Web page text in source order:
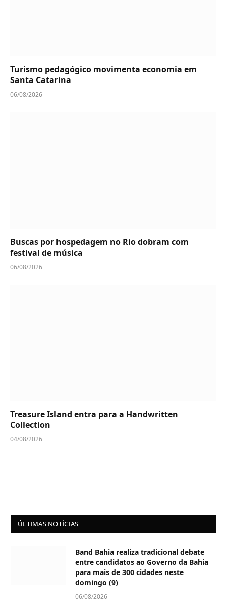
Turismo pedagógico movimenta economia em
Santa Catarina
06/08/2026
Buscas por hospedagem no Rio dobram com
festival de música
06/08/2026
Treasure Island entra para a Handwritten
Collection
04/08/2026
ÚLTIMAS NOTÍCIAS
Band Bahia realiza tradicional debate
entre candidatos ao Governo da Bahia
para mais de 300 cidades neste
domingo (9)
06/08/2026